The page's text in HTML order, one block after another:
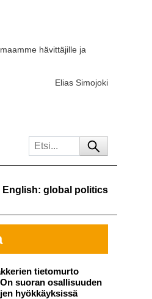
hävittäjille ja
Elias Simojoki
English: global politics
tietomurto
suoran osallisuuden
hyökkäyksissä